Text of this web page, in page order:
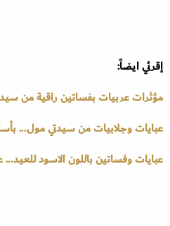
إقرئي ايضاً:
مؤثرات عربيات بفساتين راقية من
عبايات وجلابيات من سيدتي مول...
عبايات وفساتين باللون الاسود